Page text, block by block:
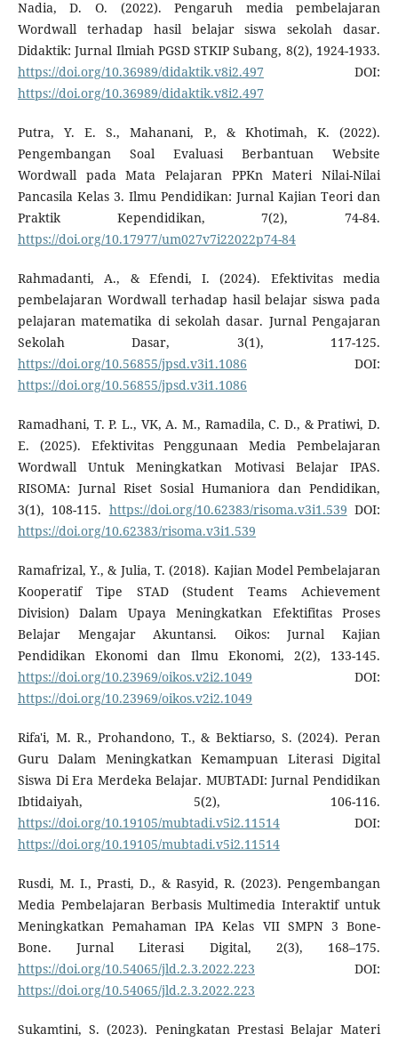
Nadia, D. O. (2022). Pengaruh media pembelajaran
Wordwall terhadap hasil belajar siswa sekolah dasar.
Didaktik: Jurnal Ilmiah PGSD STKIP Subang, 8(2), 1924-1933.
https://doi.org/10.36989/didaktik.v8i2.497 DOI:
https://doi.org/10.36989/didaktik.v8i2.497
Putra, Y. E. S., Mahanani, P., & Khotimah, K. (2022).
Pengembangan Soal Evaluasi Berbantuan Website
Wordwall pada Mata Pelajaran PPKn Materi Nilai-Nilai
Pancasila Kelas 3. Ilmu Pendidikan: Jurnal Kajian Teori dan
Praktik Kependidikan, 7(2), 74-84.
https://doi.org/10.17977/um027v7i22022p74-84
Rahmadanti, A., & Efendi, I. (2024). Efektivitas media
pembelajaran Wordwall terhadap hasil belajar siswa pada
pelajaran matematika di sekolah dasar. Jurnal Pengajaran
Sekolah Dasar, 3(1), 117-125.
https://doi.org/10.56855/jpsd.v3i1.1086 DOI:
https://doi.org/10.56855/jpsd.v3i1.1086
Ramadhani, T. P. L., VK, A. M., Ramadila, C. D., & Pratiwi, D.
E. (2025). Efektivitas Penggunaan Media Pembelajaran
Wordwall Untuk Meningkatkan Motivasi Belajar IPAS.
RISOMA: Jurnal Riset Sosial Humaniora dan Pendidikan,
3(1), 108-115. https://doi.org/10.62383/risoma.v3i1.539 DOI:
https://doi.org/10.62383/risoma.v3i1.539
Ramafrizal, Y., & Julia, T. (2018). Kajian Model Pembelajaran
Kooperatif Tipe STAD (Student Teams Achievement
Division) Dalam Upaya Meningkatkan Efektifitas Proses
Belajar Mengajar Akuntansi. Oikos: Jurnal Kajian
Pendidikan Ekonomi dan Ilmu Ekonomi, 2(2), 133-145.
https://doi.org/10.23969/oikos.v2i2.1049 DOI:
https://doi.org/10.23969/oikos.v2i2.1049
Rifa'i, M. R., Prohandono, T., & Bektiarso, S. (2024). Peran
Guru Dalam Meningkatkan Kemampuan Literasi Digital
Siswa Di Era Merdeka Belajar. MUBTADI: Jurnal Pendidikan
Ibtidaiyah, 5(2), 106-116.
https://doi.org/10.19105/mubtadi.v5i2.11514DOI:
https://doi.org/10.19105/mubtadi.v5i2.11514
Rusdi, M. I., Prasti, D., & Rasyid, R. (2023). Pengembangan
Media Pembelajaran Berbasis Multimedia Interaktif untuk
Meningkatkan Pemahaman IPA Kelas VII SMPN 3 Bone-
Bone. Jurnal Literasi Digital, 2(3), 168–175.
https://doi.org/10.54065/jld.2.3.2022.223 DOI:
https://doi.org/10.54065/jld.2.3.2022.223
Sukamtini, S. (2023). Peningkatan Prestasi Belajar Materi